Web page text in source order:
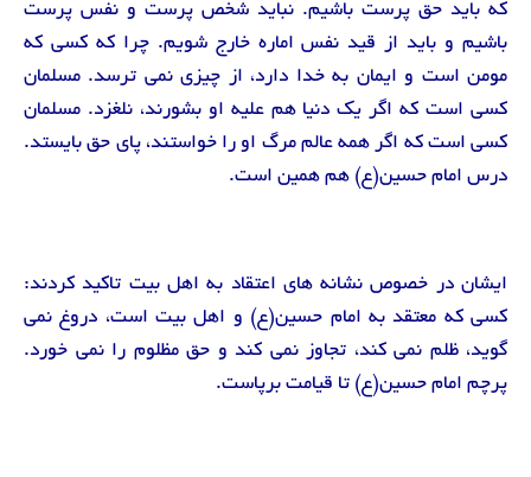
که باید حق پرست باشیم. نباید شخص پرست و نفس پرست
باشیم و باید از قید نفس اماره خارج شویم. چرا که کسی که
مومن است و ایمان به خدا دارد، از چیزی نمی ترسد. مسلمان
کسی است که اگر یک دنیا هم علیه او بشورند، نلغزد. مسلمان
کسی است که اگر همه عالم مرگ او را خواستند، پای حق بایستد.
درس امام حسین(ع) هم همین است.
ایشان در خصوص نشانه های اعتقاد به اهل بیت تاکید کردند:
کسی که معتقد به امام حسین(ع) و اهل بیت است، دروغ نمی
گوید، ظلم نمی کند، تجاوز نمی کند و حق مظلوم را نمی خورد.
پرچم امام حسین(ع) تا قیامت برپاست.